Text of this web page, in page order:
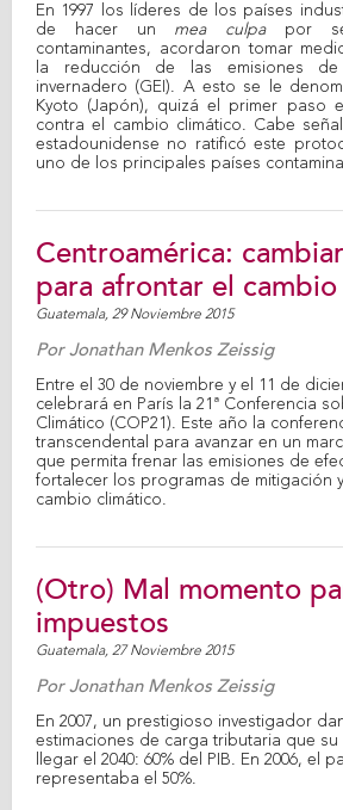
En 1997 los líderes de los países
de hacer un mea culpapor
contaminantes, acordaron tomar
la reducción de las emisiones
invernadero (GEI). A esto se le
Kyoto (Japón), quizá el primer paso
contra el cambio climático. Cabe
estadounidense no ratificó este
uno de los principales países
Centroamérica:
para afrontar el
Guatemala, 29 Noviembre 2015
PorJonathan Menkos Zeissig
Entre el 30 de noviembre y el 11 de
celebrará en París la 21ª Conferencia
Climático (COP21). Este año la
transcendental para avanzar en un
que permita frenar las emisiones de
fortalecer los programas de mitigación
cambio climático.
(Otro) Mal momento
impuestos
Guatemala, 27 Noviembre 2015
PorJonathan Menkos Zeissig
En 2007, un prestigioso investigador
estimaciones de carga tributaria que su
llegar el 2040: 60% del PIB. En 2006, el
representaba el 50%.